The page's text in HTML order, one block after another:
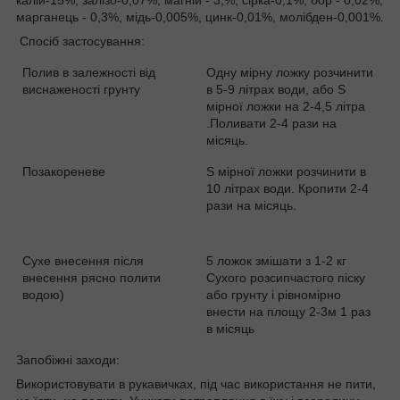
марганець - 0,3%, мідь-0,005%, цинк-0,01%, молібден-0,001%.
Спосіб застосування:
Полив в залежності від
виснаженості грунту
Одну мірну ложку розчинити
в 5-9 літрах води, або Ѕ
мірної ложки на 2-4,5 літра
.Поливати 2-4 рази на
місяць.
Позакореневе
Ѕ мірної ложки розчинити в
10 літрах води. Кропити 2-4
рази на місяць.
Сухе внесення після
внесення рясно полити
водою)
5 ложок змішати з 1-2 кг
Сухого розсипчастого піску
або грунту і рівномірно
внести на площу 2-3м 1 раз
в місяць
Запобіжні заходи:
Використовувати в рукавичках, під час використання не пити,